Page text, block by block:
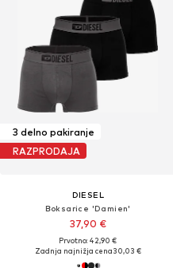
3 delno pakiranje
RAZPRODAJA
DIESEL
Boksarice 'Damien'
37,90 €
Prvotno: 42,90 €
Zadnja najnižja cena30,03 €